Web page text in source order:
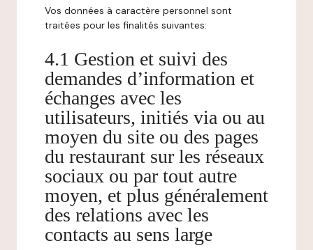
Vos données à caractère personnel sont
traitées pour les finalités suivantes:
4.1 Gestion et suivi des
demandes d’information et
échanges avec les
utilisateurs, initiés via ou au
moyen du site ou des pages
du restaurant sur les réseaux
sociaux ou par tout autre
moyen, et plus généralement
des relations avec les
contacts au sens large